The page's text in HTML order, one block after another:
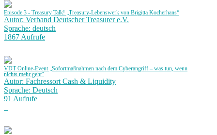
Episode 3 - Treasury Talk! „Treasury-Lebenswerk von Brigitta Kocherhans“
Autor: Verband Deutscher Treasurer e.V.
Sprache: deutsch
1867 Aufrufe
VDT Online-Event „Sofortmaßnahmen nach dem Cyberangriff – was tun, wenn
nichts mehr geht“
Autor: Fachressort Cash & Liquidity
Sprache: Deutsch
91 Aufrufe